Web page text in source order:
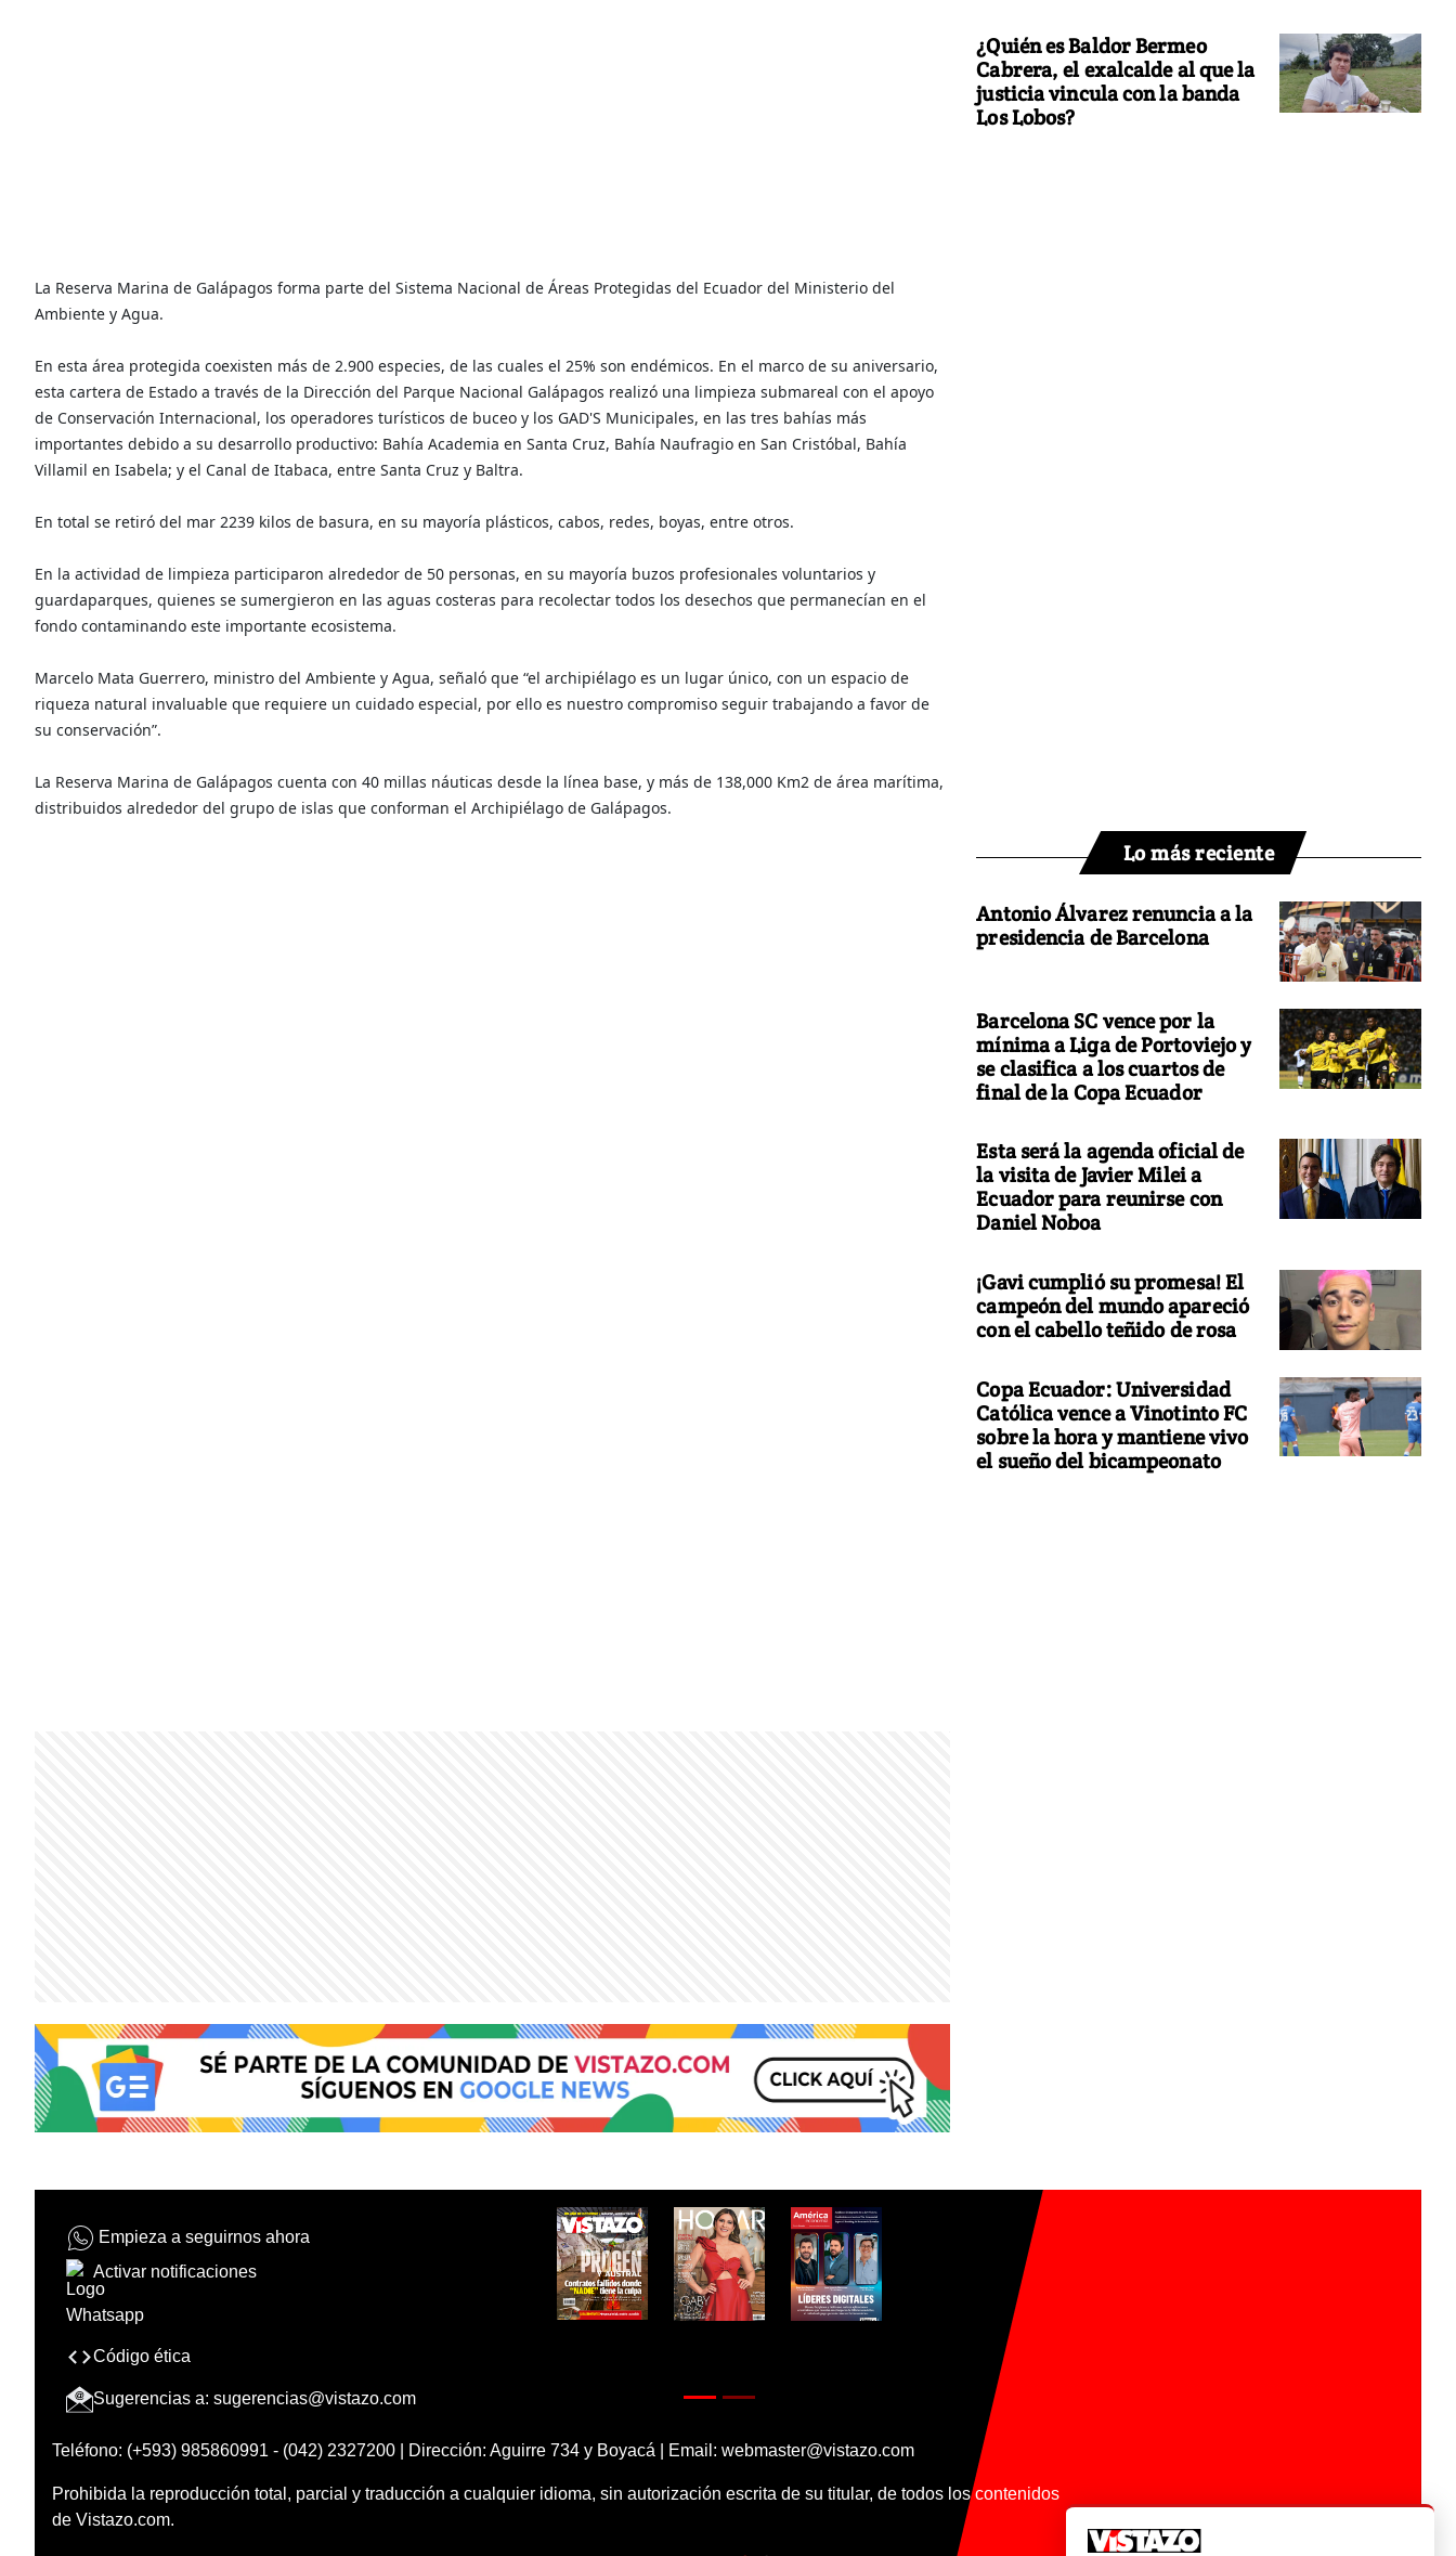
La Reserva Marina de Galápagos forma parte del Sistema Nacional de Áreas Protegidas del Ecuador del Ministerio del
Ambiente y Agua.
En esta área protegida coexisten más de 2.900 especies, de las cuales el 25% son endémicos. En el marco de su aniversario,
esta cartera de Estado a través de la Dirección del Parque Nacional Galápagos realizó una limpieza submareal con el apoyo
de Conservación Internacional, los operadores turísticos de buceo y los GAD'S Municipales, en las tres bahías más
importantes debido a su desarrollo productivo: Bahía Academia en Santa Cruz, Bahía Naufragio en San Cristóbal, Bahía
Villamil en Isabela; y el Canal de Itabaca, entre Santa Cruz y Baltra.
En total se retiró del mar 2239 kilos de basura, en su mayoría plásticos, cabos, redes, boyas, entre otros.
En la actividad de limpieza participaron alrededor de 50 personas, en su mayoría buzos profesionales voluntarios y
guardaparques, quienes se sumergieron en las aguas costeras para recolectar todos los desechos que permanecían en el
fondo contaminando este importante ecosistema.
Marcelo Mata Guerrero, ministro del Ambiente y Agua, señaló que “el archipiélago es un lugar único, con un espacio de
riqueza natural invaluable que requiere un cuidado especial, por ello es nuestro compromiso seguir trabajando a favor de
su conservación”.
La Reserva Marina de Galápagos cuenta con 40 millas náuticas desde la línea base, y más de 138,000 Km2 de área marítima,
distribuidos alrededor del grupo de islas que conforman el Archipiélago de Galápagos.
¿Quién es Baldor Bermeo
Cabrera, el exalcalde al que la
justicia vincula con la banda
Los Lobos?
Lo más reciente
Antonio Álvarez renuncia a la
presidencia de Barcelona
Barcelona SC vence por la
mínima a Liga de Portoviejo y
se clasifica a los cuartos de
final de la Copa Ecuador
Esta será la agenda oficial de
la visita de Javier Milei a
Ecuador para reunirse con
Daniel Noboa
¡Gavi cumplió su promesa! El
campeón del mundo apareció
con el cabello teñido de rosa
Copa Ecuador: Universidad
Católica vence a Vinotinto FC
sobre la hora y mantiene vivo
el sueño del bicampeonato
Empieza a seguirnos ahora
Activar notificaciones
Código ética
Sugerencias a: sugerencias@vistazo.com
Teléfono: (+593) 985860991 - (042) 2327200 | Dirección: Aguirre 734 y Boyacá | Email: webmaster@vistazo.com
Prohibida la reproducción total, parcial y traducción a cualquier idioma, sin autorización escrita de su titular, de todos los contenidos
de Vistazo.com.